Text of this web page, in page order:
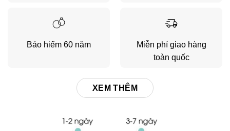
Bảo hiểm 60 năm
Miễn phí giao hàng
toàn quốc
XEM THÊM